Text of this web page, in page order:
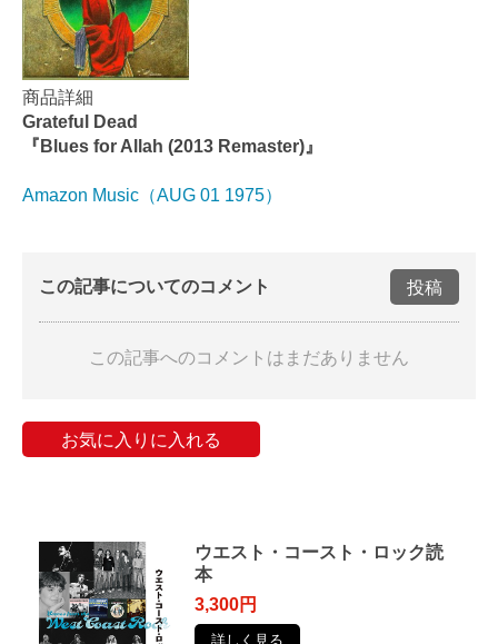
商品詳細
Grateful Dead
『Blues for Allah (2013 Remaster)』
Amazon Music（AUG 01 1975）
この記事についてのコメント 投稿
この記事へのコメントはまだありません
お気に入りに入れる
ウエスト・コースト・ロック読
本
3,300円
詳しく見る